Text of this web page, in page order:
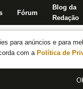
para anúncios e para
com a Política de
Fórum
Blog da
Redação